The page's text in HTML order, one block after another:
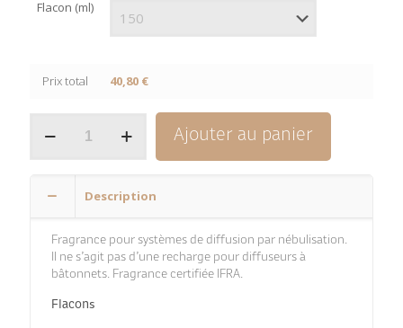
Flacon (ml)
Prix total 40,80 €
Ajouter au panier
Description
Fragrance pour systèmes de diffusion par nébulisation.
Il ne s’agit pas d’une recharge pour diffuseurs à
bâtonnets. Fragrance certifiée IFRA.
Flacons